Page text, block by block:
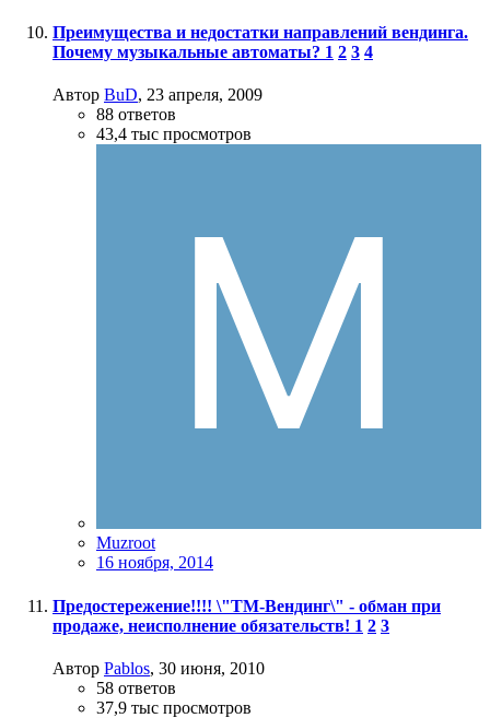
Преимущества и недостатки направлений вендинга.
Почему музыкальные автоматы? 1 2 3 4
Автор BuD, 23 апреля, 2009
88 ответов
43,4 тыс просмотров
Muzroot
16 ноября, 2014
Предостережение!!!! \"ТМ-Вендинг\" - обман при
продаже, неисполнение обязательств! 1 2 3
Автор Pablos, 30 июня, 2010
58 ответов
37,9 тыс просмотров